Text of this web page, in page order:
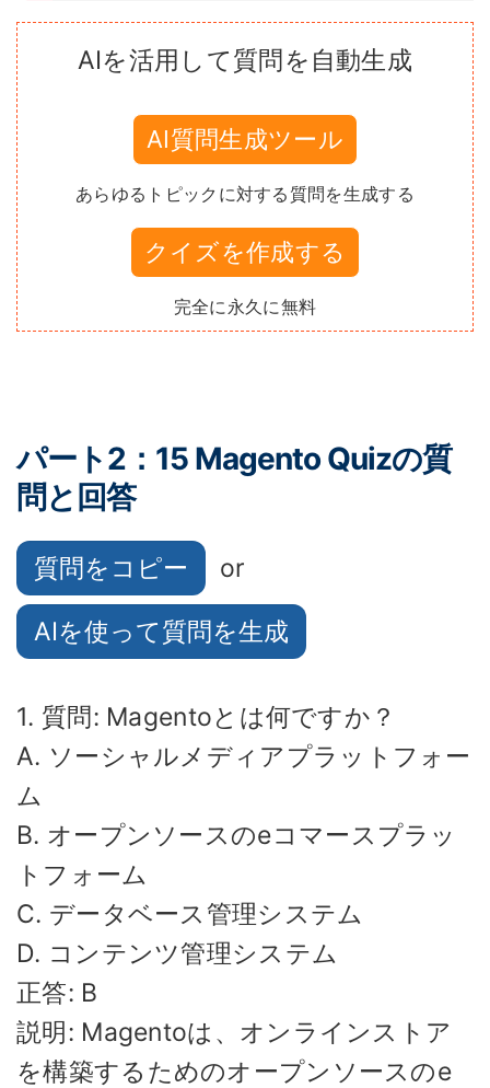
AIを活用して質問を自動生成
AI質問生成ツール
あらゆるトピックに対する質問を生成する
クイズを作成する
完全に永久に無料
パート2：15 Magento Quizの質
問と回答
質問をコピー or
AIを使って質問を生成
1. 質問: Magentoとは何ですか？
A. ソーシャルメディアプラットフォー
ム
B. オープンソースのeコマースプラッ
トフォーム
C. データベース管理システム
D. コンテンツ管理システム
正答: B
説明: Magentoは、オンラインストア
を構築するためのオープンソースのe